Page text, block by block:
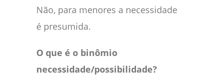
Não, para menores a necessidade
é presumida.
O que é o binômio
necessidade/possibilidade?